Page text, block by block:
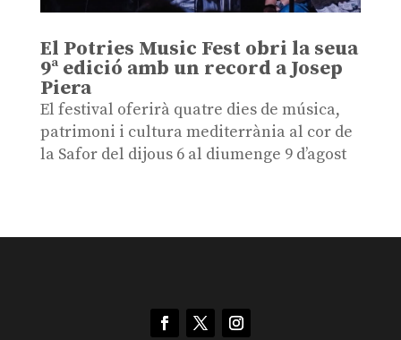
El Potries Music Fest obri la seua
9ª edició amb un record a Josep
Piera
El festival oferirà quatre dies de música,
patrimoni i cultura mediterrània al cor de
la Safor del dijous 6 al diumenge 9 d’agost